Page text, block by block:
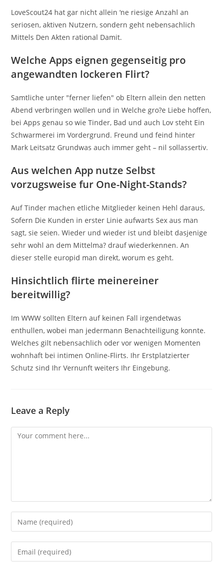
LoveScout24 hat gar nicht allein ‘ne riesige Anzahl an
seriosen, aktiven Nutzern, sondern geht nebensachlich
Mittels Den Akten rational Damit.
Welche Apps eignen gegenseitig pro
angewandten lockeren Flirt?
Samtliche unter "ferner liefen" ob Eltern allein den netten
Abend verbringen wollen und in Welche gro?e Liebe hoffen,
bei Apps genau so wie Tinder, Bad und auch Lov steht Ein
Schwarmerei im Vordergrund. Freund und feind hinter
Mark Leitsatz Grundwas auch immer geht – nil sollassertiv.
Aus welchen App nutze Selbst
vorzugsweise fur One-Night-Stands?
Auf Tinder machen etliche Mitglieder keinen Hehl daraus,
Sofern Die Kunden in erster Linie aufwarts Sex aus man
sagt, sie seien. Wieder und wieder ist und bleibt dasjenige
sehr wohl an dem Mittelma? drauf wiederkennen. An
dieser stelle europid man direkt, worum es geht.
Hinsichtlich flirte meinereiner
bereitwillig?
Im WWW sollten Eltern auf keinen Fall irgendetwas
enthullen, wobei man jedermann Benachteiligung konnte.
Welches gilt nebensachlich oder vor wenigen Momenten
wohnhaft bei intimen Online-Flirts. Ihr Erstplatzierter
Schutz sind Ihr Vernunft weiters Ihr Eingebung.
Leave a Reply
Comment
Enter
your
name
Enter
your